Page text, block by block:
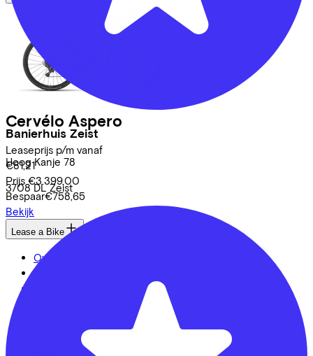
Banierhuis Zeist
Hoog Kanje 78
3708 DL Zeist
Cervélo Aspero
Leaseprijs p/m vanaf
€81,21
Prijs €3.399,00
Bespaar€758,65
Bekijk
Lease a Bike
Over ons
Onze collega's